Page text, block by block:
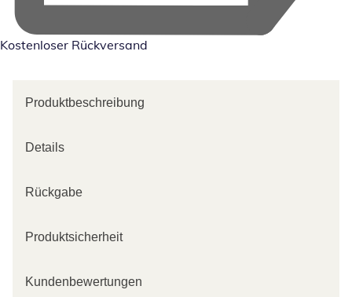
Kostenloser Rückversand
Produktbeschreibung
Details
Rückgabe
Produktsicherheit
Kundenbewertungen